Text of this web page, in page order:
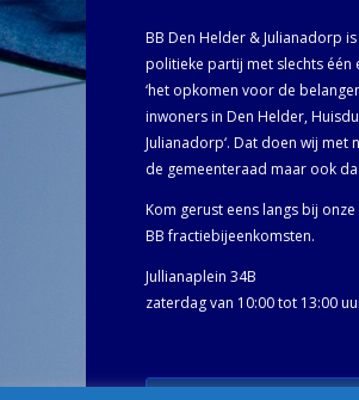
BB Den Helder & Julianadorp
politieke partij met slechts één
‘het opkomen voor de
inwoners in Den Helder,
Julianadorp‘. Dat doen wij met
de gemeenteraad maar ook
Kom gerust eens langs bij
BB fractiebijeenkomsten.
Jullianaplein 34B
zaterdag van 10:00 tot 13:00